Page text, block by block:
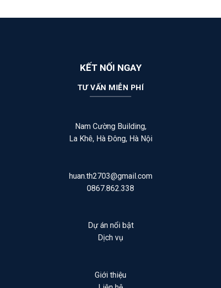
KẾT NỐI NGAY
TƯ VẤN MIỄN PHÍ
Nam Cường Building,
La Khê, Hà Đông, Hà Nội
huan.th2703@gmail.com
0867.862.338
Dự án nổi bật
Dịch vụ
Giới thiệu